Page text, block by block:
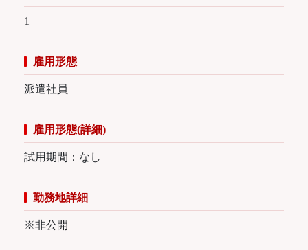
1
雇用形態
派遣社員
雇用形態(詳細)
試用期間：なし
勤務地詳細
※非公開